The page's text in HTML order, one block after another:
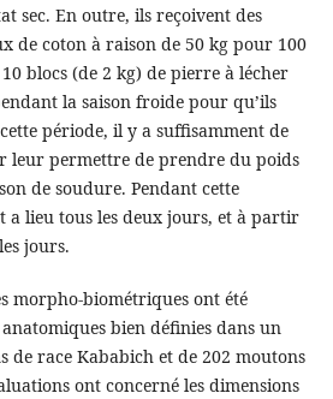
sec. En outre, ils reçoivent des
de coton à raison de 50 kg pour 100
blocs (de 2 kg) de pierre à lécher
la saison froide pour qu’ils
période, il y a suffisamment de
leur permettre de prendre du poids
de soudure. Pendant cette
a lieu tous les deux jours, et à partir
jours.
morpho-biométriques ont été
bien définies dans un
de race Kababich et de 202 moutons
ont concerné les dimensions